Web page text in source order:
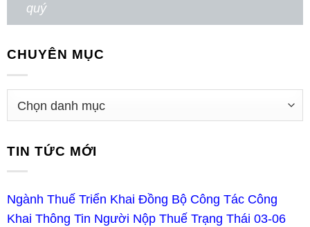
quý
CHUYÊN MỤC
TIN TỨC MỚI
Ngành Thuế Triển Khai Đồng Bộ Công Tác Công
Khai Thông Tin Người Nộp Thuế Trạng Thái 03-06